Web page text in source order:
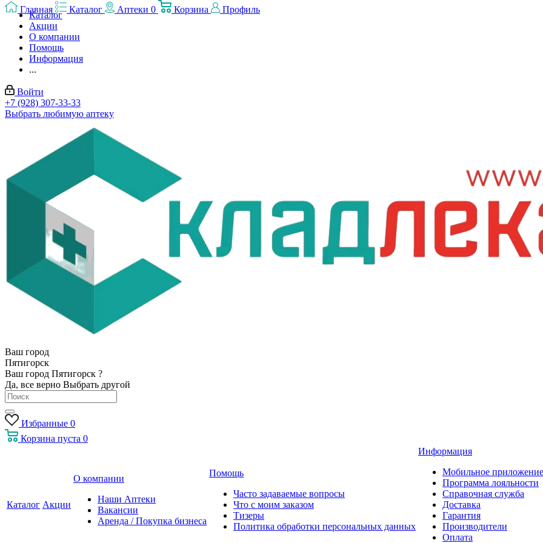
Каталог
Акции
О компании
Помощь
Информация
...
Войти
+7 (928) 307-33-33
Выбрать любимую аптеку
Ваш город
Пятигорск
Ваш город Пятигорск ?
Да, все верно Выбрать другой
Избранные 0
Корзина пуста 0
Каталог Акции
О компании
Наши Аптеки
Вакансии
Аренда / Покупка бизнеса
Помощь
Часто задаваемые вопросы
Что с моим заказом
Тизеры
Политика обработки персональных данных
Информация
Мобильное приложение
Программа лояльности
Справочная служба
Доставка
Гарантия
Производители
Оплата
Главная Каталог Аптеки 0 Корзина Профиль